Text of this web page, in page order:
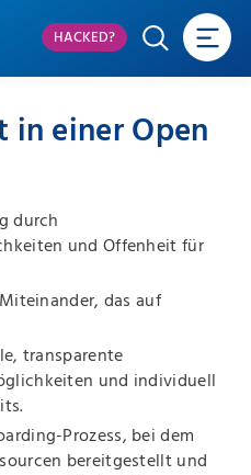
HACKED?
in einer Open
durch
und Offenheit für
das auf
transparente
und individuell
Prozess, bei dem
bereitgestellt und